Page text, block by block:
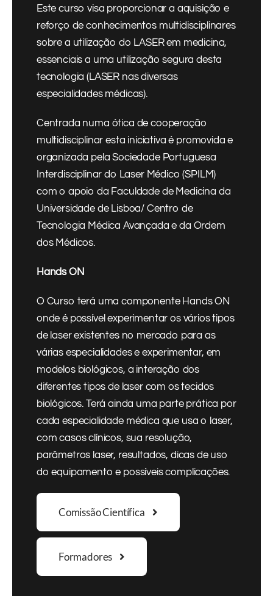
Este curso visa proporcionar a aquisição e
reforço de conhecimentos multidisciplinares
sobre a utilização do LASER em medicina,
essenciais a uma utilização segura desta
tecnologia (LASER nas diversas
especialidades médicas).
Centrada numa ótica de cooperação
multidisciplinar esta iniciativa é promovida e
organizada pela Sociedade Portuguesa
Interdisciplinar do Laser Médico (SPILM)
com o apoio da Faculdade de Medicina da
Universidade de Lisboa/ Centro de
Tecnologia Médica Avançada e da Ordem
dos Médicos.
Hands ON
O Curso terá uma componente Hands ON
onde é possível experimentar os vários tipos
de laser existentes no mercado para as
várias especialidades e experimentar, em
modelos biológicos, a interação dos
diferentes tipos de laser com os tecidos
biológicos. Terá ainda uma parte prática por
cada especialidade médica que usa o laser,
com casos clínicos, sua resolução,
parâmetros laser, resultados, dicas de uso
do equipamento e possíveis complicações.
Comissão Científica
Formadores